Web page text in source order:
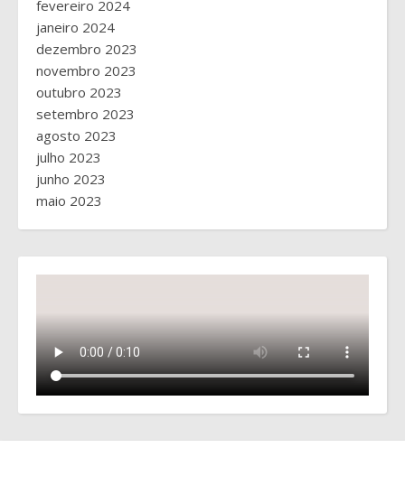
fevereiro 2024
janeiro 2024
dezembro 2023
novembro 2023
outubro 2023
setembro 2023
agosto 2023
julho 2023
junho 2023
maio 2023